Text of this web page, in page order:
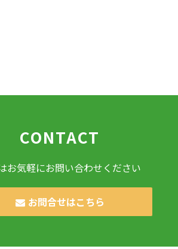
CONTACT
お気軽にお問い合わせください
お問合せはこちら